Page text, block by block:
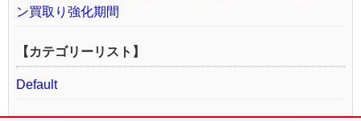
ン買取り強化期間
【カテゴリーリスト】
Default